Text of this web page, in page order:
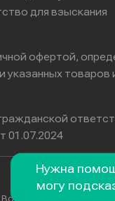
Нужна
могу
для взыскания
офертой,
товаров
01.07.2024
д.51,